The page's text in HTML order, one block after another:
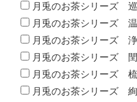
月兎のお茶シリーズ
月兎のお茶シリーズ
月兎のお茶シリーズ
月兎のお茶シリーズ
月兎のお茶シリーズ
月兎のお茶シリーズ